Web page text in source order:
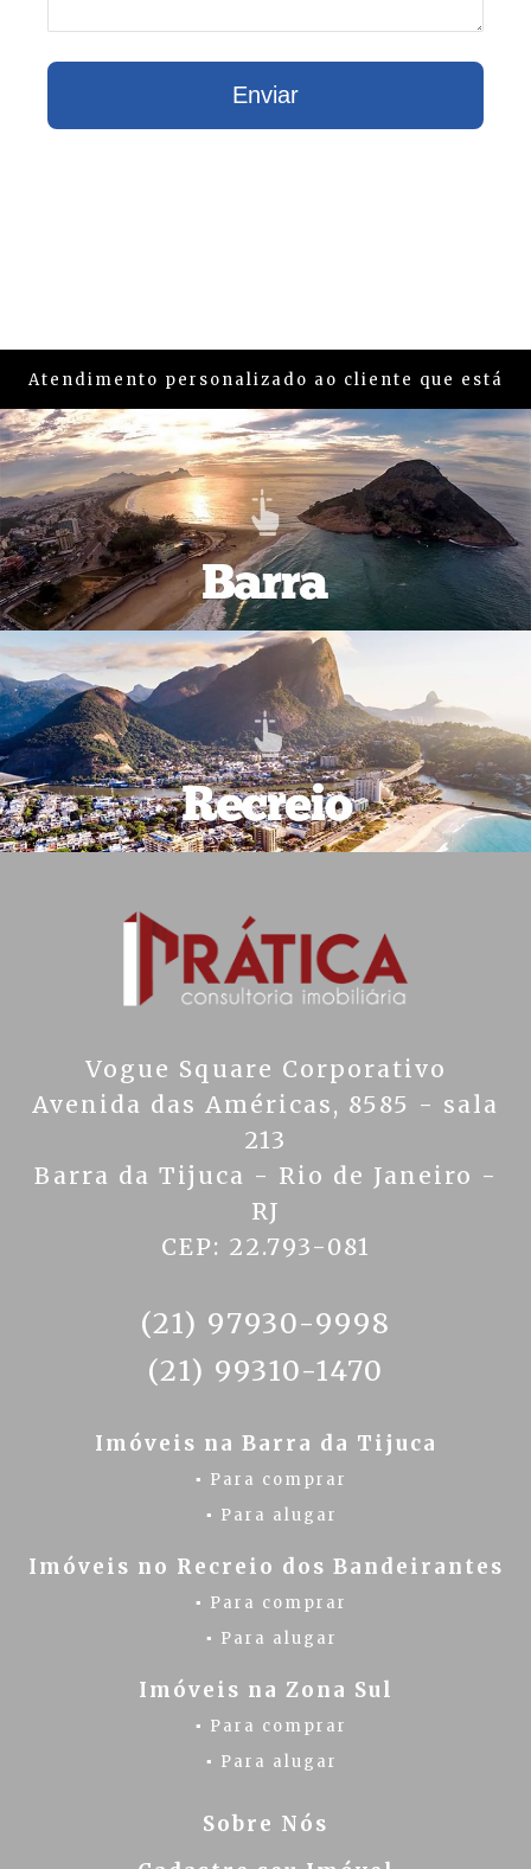
Atendimento personalizado ao cliente que está
em busca de um imóvel na região daBarra e
Recreio
Vogue Square Corporativo
Avenida das Américas, 8585 - sala
213
Barra da Tijuca - Rio de Janeiro -
RJ
CEP: 22.793-081
(21) 97930-9998
(21) 99310-1470
Imóveis na Barra da Tijuca
▪ Para comprar
▪ Para alugar
Imóveis no Recreio dos Bandeirantes
▪ Para comprar
▪ Para alugar
Imóveis na Zona Sul
▪ Para comprar
▪ Para alugar
Sobre Nós